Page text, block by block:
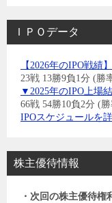
ＩＰＯデータ
【2026年のIPO戦績】
23戦 13勝9負1分 (勝
▼2025年のIPO上場
66戦 54勝10負2分 (
IPOスケジュールを
株主優待情報
・次回の株主優待権